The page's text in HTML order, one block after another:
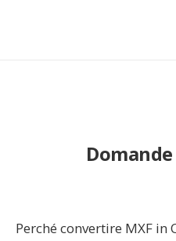
Perché convertire MXF in